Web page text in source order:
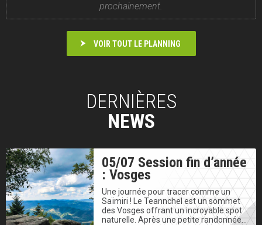
prochainement.
VOIR TOUT LE PLANNING
DERNIÈRES
NEWS
05/07 Session fin d’année
: Vosges
Une journée pour tracer comme un
Saïmiri ! Le Teannchel est un sommet
des Vosges offrant un incroyable spot
naturelle. Après une petite randonnée…